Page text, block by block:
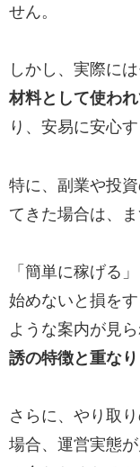
せん。
しかし、実際には
材料として使わ
り、安易に安心
特に、副業や投
てきた場合は、
「簡単に稼げる
始めないと損を
ような案内が見ら
誘の特徴と重な
さらに、やり取
場合、運営実態